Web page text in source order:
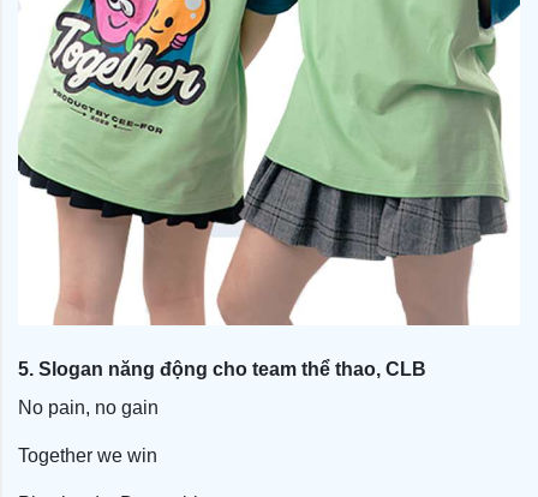
5. Slogan năng động cho team thể thao, CLB
No pain, no gain
Together we win